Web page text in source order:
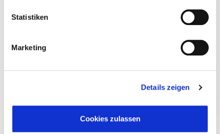
Statistiken
Marketing
Details zeigen
Cookies zulassen
Januar 2024
September 2023